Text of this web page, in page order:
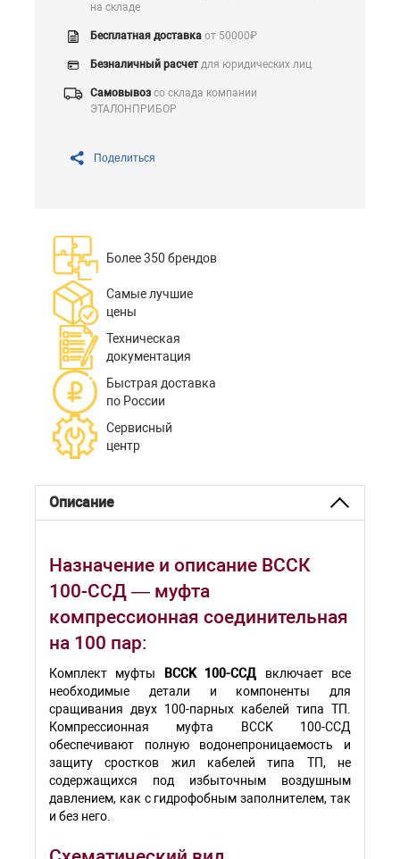
на складе
Бесплатная доставка от 50000₽
Безналичный расчетдля юридических лиц
Самовывозсо склада компании
ЭТАЛОНПРИБОР
Поделиться
Более 350 брендов
Самые лучшие
цены
Техническая
документация
Быстрая доставка
по России
Сервисный
центр
Описание
Назначение и описание ВССК
100-ССД — муфта
компрессионная соединительная
на 100 пар:
Комплект муфты BCCK 100-ССД включает все
необходимые детали и компоненты для
сращивания двух 100-парных кабелей типа ТП.
Компрессионная муфта BCCK 100-ССД
обеспечивают полную водонепроницаемость и
защиту сростков жил кабелей типа ТП, не
содержащихся под избыточным воздушным
давлением, как с гидрофобным заполнителем, так
и без него.